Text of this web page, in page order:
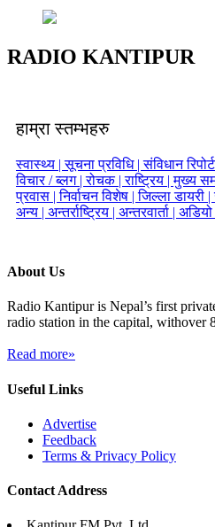
RADIO KANTIPUR
हाम्रा स्तम्भहरु
स्वास्थ्य |सूचना प्रविधि |संविधान
विचार / ब्लग |रोचक |राष्ट्रिय |मुख्य
प्रवास |निर्वाचन विशेष |जिल्ला डायरी |
अन्य | अन्तर्राष्ट्रिय | अन्तरवार्ता |
About Us
Radio Kantipur is Nepal’s first
radio station in the capital, withover
Read more»
Useful Links
Advertise
Feedback
Terms & Privacy Policy
Contact Address